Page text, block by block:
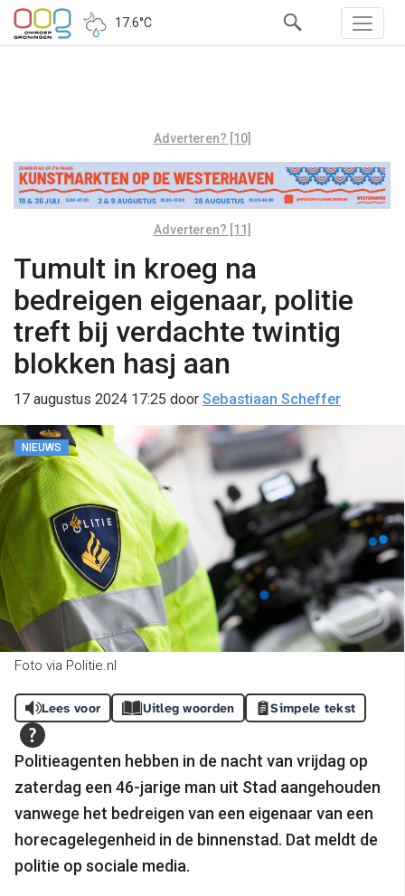
17.6°C
Adverteren? [10]
Adverteren? [11]
Tumult in kroeg na
bedreigen eigenaar, politie
treft bij verdachte twintig
blokken hasj aan
17 augustus 2024 17:25 door Sebastiaan Scheffer
NIEUWS
Foto via Politie.nl
Lees voor Uitleg woorden Simpele tekst
Politieagenten hebben in de nacht van vrijdag op
zaterdag een 46-jarige man uit Stad aangehouden
vanwege het bedreigen van een eigenaar van een
horecagelegenheid in de binnenstad. Dat meldt de
politie op sociale media.